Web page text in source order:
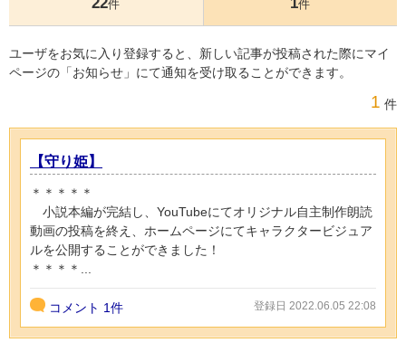
件 件
ユーザをお気に入り登録すると、新しい記事が投稿された際にマイ
ページの「お知らせ」にて通知を受け取ることができます。
1 件
【守り姫】
＊＊＊＊＊
小説本編が完結し、YouTubeにてオリジナル自主制作朗読
動画の投稿を終え、ホームページにてキャラクタービジュア
ルを公開することができました！
＊＊＊＊...
コメント 1件 登録日 2022.06.05 22:08